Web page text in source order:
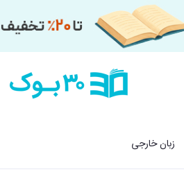
زبان خارجی